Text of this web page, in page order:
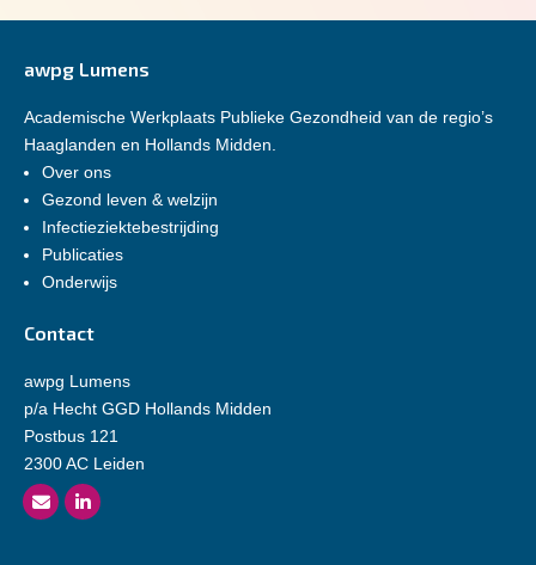
awpg Lumens
Academische Werkplaats Publieke Gezondheid van de regio’s
Haaglanden en Hollands Midden.
Over ons
Gezond leven & welzijn
Infectieziektebestrijding
Publicaties
Onderwijs
Contact
awpg Lumens
p/a Hecht GGD Hollands Midden
Postbus 121
2300 AC Leiden